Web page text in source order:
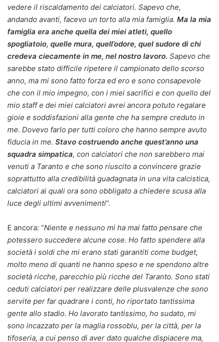
vedere il riscaldamento dei calciatori. Sapevo che,
andando avanti, facevo un torto alla mia famiglia. Ma la mia
famiglia era anche quella dei miei atleti, quello
spogliatoio, quelle mura, quell’odore, quel sudore di chi
credeva ciecamente in me, nel nostro lavoro. Sapevo che
sarebbe stato difficile ripetere il campionato dello scorso
anno, ma mi sono fatto forza ed ero e sono consapevole
che con il mio impegno, con i miei sacrifici e con quello del
mio staff e dei miei calciatori avrei ancora potuto regalare
gioie e soddisfazioni alla gente che ha sempre creduto in
me. Dovevo farlo per tutti coloro che hanno sempre avuto
fiducia in me. Stavo costruendo anche quest’anno una
squadra simpatica, con calciatori che non sarebbero mai
venuti a Taranto e che sono riuscito a convincere grazie
soprattutto alla credibilità guadagnata in una vita calcistica,
calciatori ai quali ora sono obbligato a chiedere scusa alla
luce degli ultimi avvenimenti“.
E ancora: “Niente e nessuno mi ha mai fatto pensare che
potessero succedere alcune cose. Ho fatto spendere alla
società i soldi che mi erano stati garantiti come budget,
molto meno di quanti ne hanno speso e ne spendono altre
società ricche, parecchio più ricche del Taranto. Sono stati
ceduti calciatori per realizzare delle plusvalenze che sono
servite per far quadrare i conti, ho riportato tantissima
gente allo stadio. Ho lavorato tantissimo, ho sudato, mi
sono incazzato per la maglia rossoblu, per la città, per la
tifoseria, a cui penso di aver dato qualche dispiacere ma,